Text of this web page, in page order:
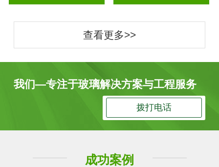
查看更多>>
我们—专注于玻璃解决方案与工程服务
拨打电话
成功案例